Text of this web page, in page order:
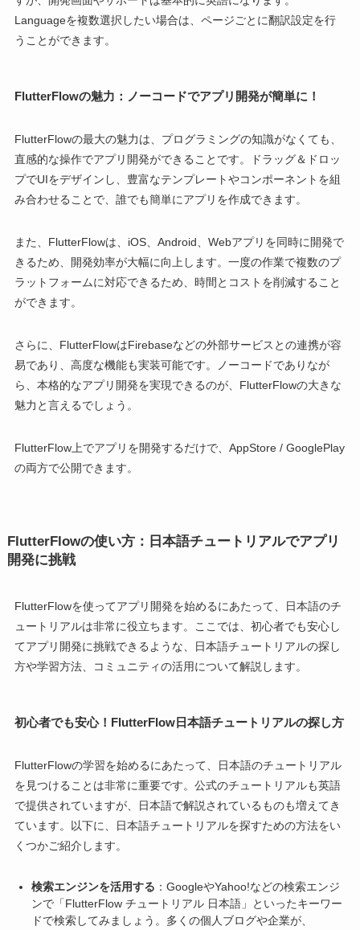
Languageを複数選択したい場合は、ページごとに翻訳設定を行
うことができます。
FlutterFlowの魅力：ノーコードでアプリ開発が簡単に！
FlutterFlowの最大の魅力は、プログラミングの知識がなくても、
直感的な操作でアプリ開発ができることです。ドラッグ＆ドロッ
プでUIをデザインし、豊富なテンプレートやコンポーネントを組
み合わせることで、誰でも簡単にアプリを作成できます。
また、FlutterFlowは、iOS、Android、Webアプリを同時に開発で
きるため、開発効率が大幅に向上します。一度の作業で複数のプ
ラットフォームに対応できるため、時間とコストを削減すること
ができます。
さらに、FlutterFlowはFirebaseなどの外部サービスとの連携が容
易であり、高度な機能も実装可能です。ノーコードでありなが
ら、本格的なアプリ開発を実現できるのが、FlutterFlowの大きな
魅力と言えるでしょう。
FlutterFlow上でアプリを開発するだけで、AppStore / GooglePlay
の両方で公開できます。
FlutterFlowの使い方：日本語チュートリアルでアプリ
開発に挑戦
FlutterFlowを使ってアプリ開発を始めるにあたって、日本語のチ
ュートリアルは非常に役立ちます。ここでは、初心者でも安心し
てアプリ開発に挑戦できるような、日本語チュートリアルの探し
方や学習方法、コミュニティの活用について解説します。
初心者でも安心！FlutterFlow日本語チュートリアルの探し方
FlutterFlowの学習を始めるにあたって、日本語のチュートリアル
を見つけることは非常に重要です。公式のチュートリアルも英語
で提供されていますが、日本語で解説されているものも増えてき
ています。以下に、日本語チュートリアルを探すための方法をい
くつかご紹介します。
検索エンジンを活用する ：GoogleやYahoo!などの検索エンジ
ンで「FlutterFlow チュートリアル 日本語」といったキーワー
ドで検索してみましょう。多くの個人ブログや企業が、